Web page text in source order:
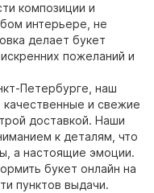
композиции и
интерьере, не
делает букет
пожеланий и
Петербурге, наш
качественные и свежие
доставкой. Наши
к деталям, что
а настоящие эмоции.
букет онлайн на
пунктов выдачи.